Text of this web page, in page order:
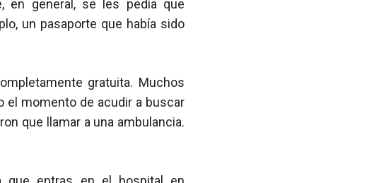
en general, se les pedía que
un pasaporte que había sido
gratuita. Muchos
el momento de acudir a buscar
que llamar a una ambulancia.